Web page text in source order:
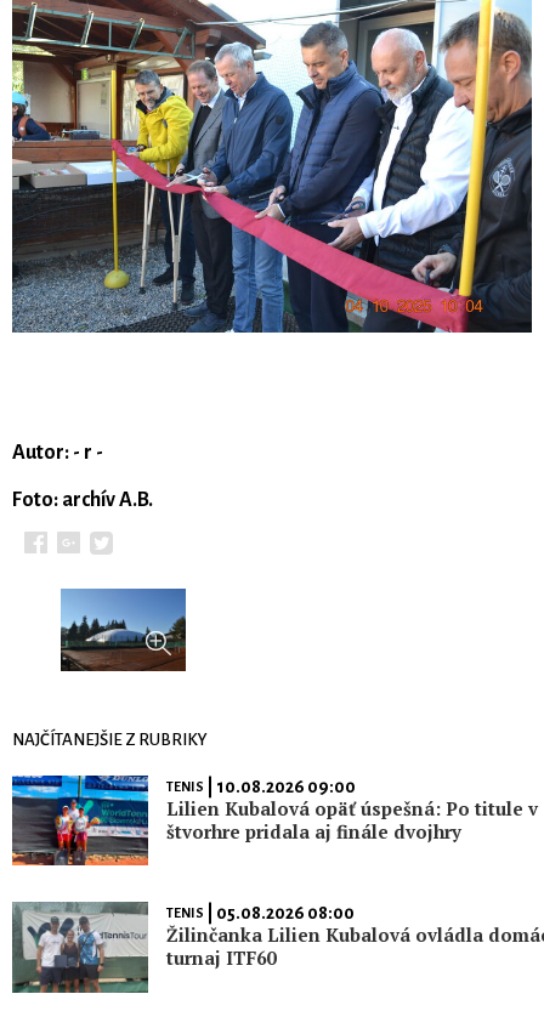
Autor: - r -
Foto: archív A.B.
NAJČÍTANEJŠIE Z RUBRIKY
TENIS | 10.08.2026 09:00
Lilien Kubalová opäť úspešná: Po titule v
štvorhre pridala aj finále dvojhry
TENIS | 05.08.2026 08:00
Žilinčanka Lilien Kubalová ovládla
turnaj ITF60